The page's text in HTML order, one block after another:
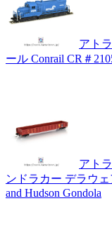
アト
ール Conrail CR＃
アト
ンドラカー デラウ
and Hudson Gondola